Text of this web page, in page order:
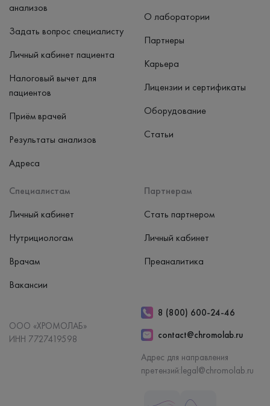
анализов
Задать вопрос специалисту
Личный кабинет пациента
Налоговый вычет для
пациентов
Приём врачей
Результаты анализов
Адреса
Специалистам
Личный кабинет
Нутрициологам
Врачам
Вакансии
Партнерам
Стать партнером
Личный кабинет
Преаналитика
О лаборатории
Партнеры
Карьера
Лицензии и сертификаты
Оборудование
Статьи
ООО «ХРОМОЛАБ»
ИНН 7727419598
8 (800) 600-24-46
contact@chromolab.ru
Адрес для направления
претензий:legal@chromolab.ru